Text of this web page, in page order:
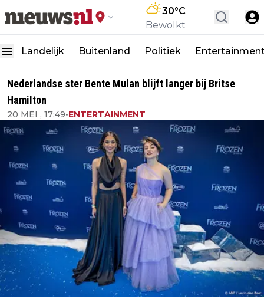
30°C
Bewolkt
Landelijk Buitenland Politiek
Nederlandse ster Bente Mulan blijft langer bij Britse
Hamilton
20 MEI , 17:49•ENTERTAINMENT